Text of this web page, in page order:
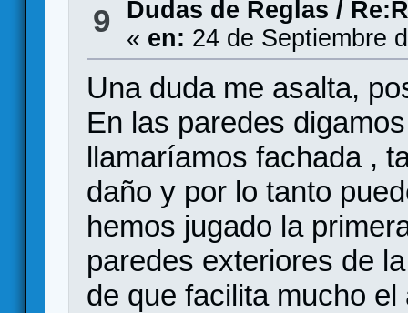
9 Dudas de Reglas /
« en: 24 de Septiembre
Una duda me asalta,
En las paredes
llamaríamos fachada ,
daño y por lo tanto
hemos jugado la
paredes exteriores de
de que facilita mucho el